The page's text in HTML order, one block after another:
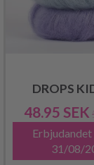
DROPS
48.95 SEK
31/08/